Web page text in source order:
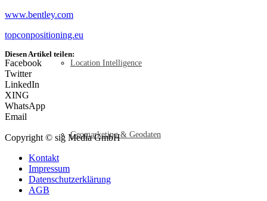
Location Intelligence
Geomarketing & Geodaten
www.bentley.com
topconpositioning.eu
Diesen Artikel teilen:
Facebook
Twitter
LinkedIn
XING
WhatsApp
Email
Copyright © sig Media GmbH
Kontakt
Impressum
Datenschutzerklärung
AGB